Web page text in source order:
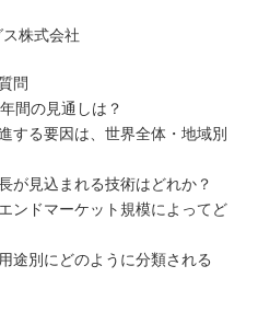
株式会社
問
間の見通しは？
する要因は、世界全体・地域別
が見込まれる技術はどれか？
ンドマーケット規模によってど
途別にどのように分類される